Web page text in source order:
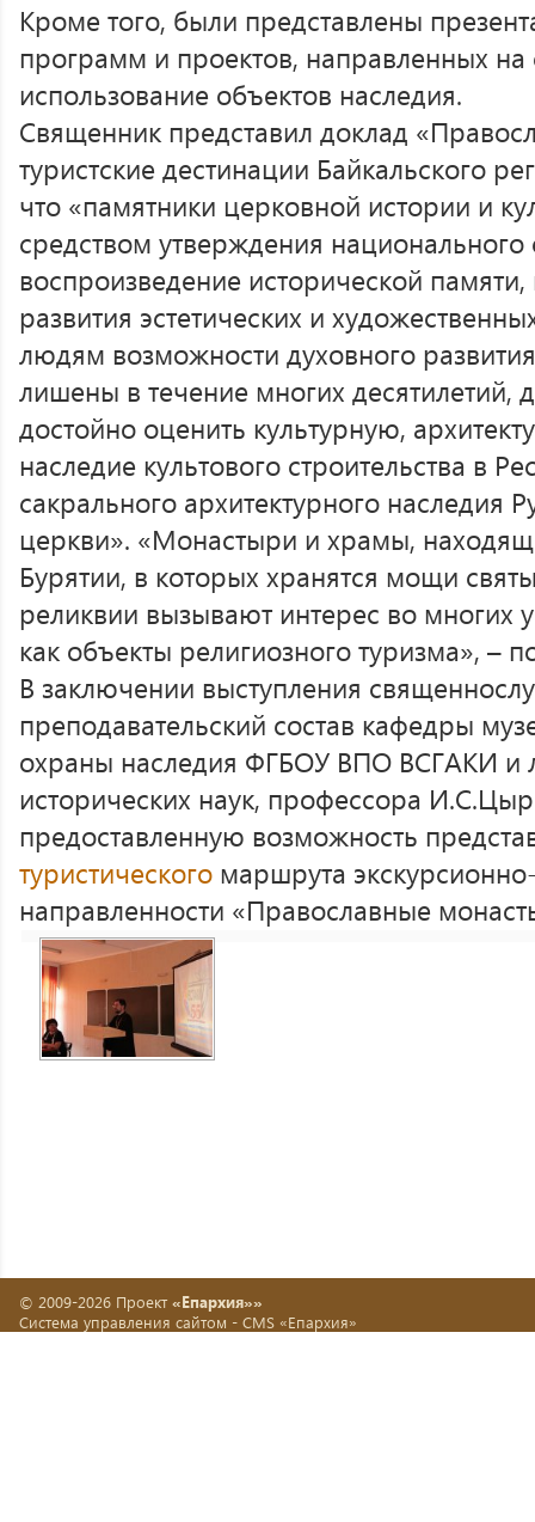
Кроме того, были представлены
программ и проектов, направленных на
использование объектов наследия.
Священник представил доклад
туристские дестинации Байкальского
что «памятники церковной истории и
средством утверждения
воспроизведение исторической
развития эстетических и
людям возможности духовного
лишены в течение многих десятилетий,
достойно оценить культурную,
наследие культового строительства в
сакрального архитектурного наследия
церкви». «Монастыри и храмы,
Бурятии, в которых хранятся мощи
реликвии вызывают интерес во многих
как объекты религиозного туризма», –
В заключении выступления
преподавательский состав кафедры
охраны наследия ФГБОУ ВПО ВСГАКИ и
исторических наук, профессора
предоставленную возможность
туристического маршрута
направленности «Православные
© 2009-2026 Проект «Епархия»»
Система управления сайтом - CMS «Епархия»